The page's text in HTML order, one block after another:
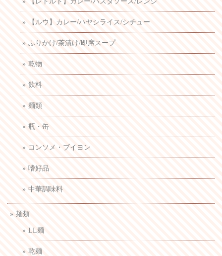
【ルウ】カレー/ハヤシライス/シチュー
ふりかけ/茶漬け/即席スープ
乾物
飲料
麺類
瓶・缶
コンソメ・ブイヨン
嗜好品
中華調味料
麺類
LL麺
乾麺